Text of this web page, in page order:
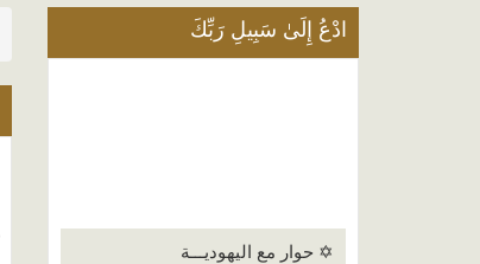
ادْعُ إِلَىٰ سَبِيلِ رَبِّكَ
✡ حوار مع اليهوديـــة